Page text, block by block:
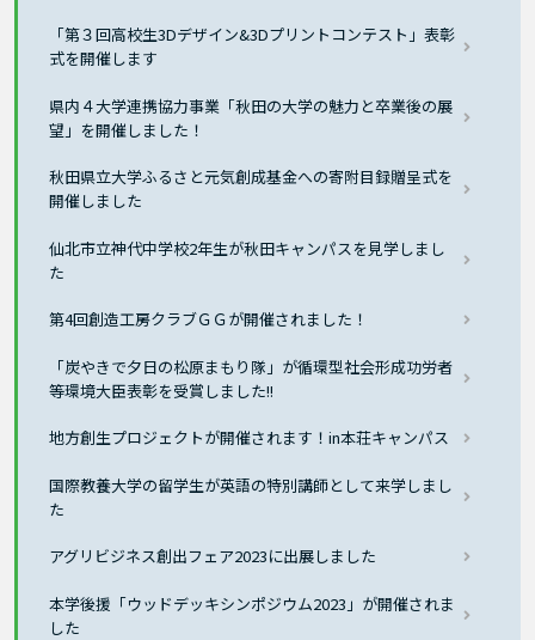
「第３回高校生3Dデザイン&3Dプリントコンテスト」表彰
式を開催します
県内４大学連携協力事業「秋田の大学の魅力と卒業後の展
望」を開催しました！
秋田県立大学ふるさと元気創成基金への寄附目録贈呈式を
開催しました
仙北市立神代中学校2年生が秋田キャンパスを見学しまし
た
第4回創造工房クラブＧＧが開催されました！
「炭やきで夕日の松原まもり隊」が循環型社会形成功労者
等環境大臣表彰を受賞しました!!
地方創生プロジェクトが開催されます！in本荘キャンパス
国際教養大学の留学生が英語の特別講師として来学しまし
た
アグリビジネス創出フェア2023に出展しました
本学後援「ウッドデッキシンポジウム2023」が開催されま
した